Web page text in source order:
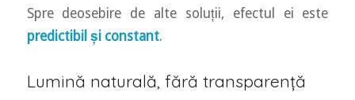
Spre deosebire de alte soluții, efectul ei este
predictibil și constant.
Lumină naturală, fără transparență